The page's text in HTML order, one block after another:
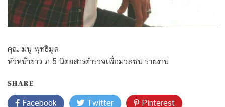
คุณ มนู พุทธิมูล
หัวหน้าข่าว ภ.5 นิตยสารตำรวจเพื่อมวลชน รายงาน
SHARE
Facebook Twitter Pinterest